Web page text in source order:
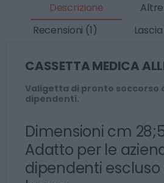
Descrizione
Recensioni (1)
CASSETTA MEDICA
Valigetta di pronto soccorso
dipendenti.
Dimensioni cm
Adatto per le
dipendenti